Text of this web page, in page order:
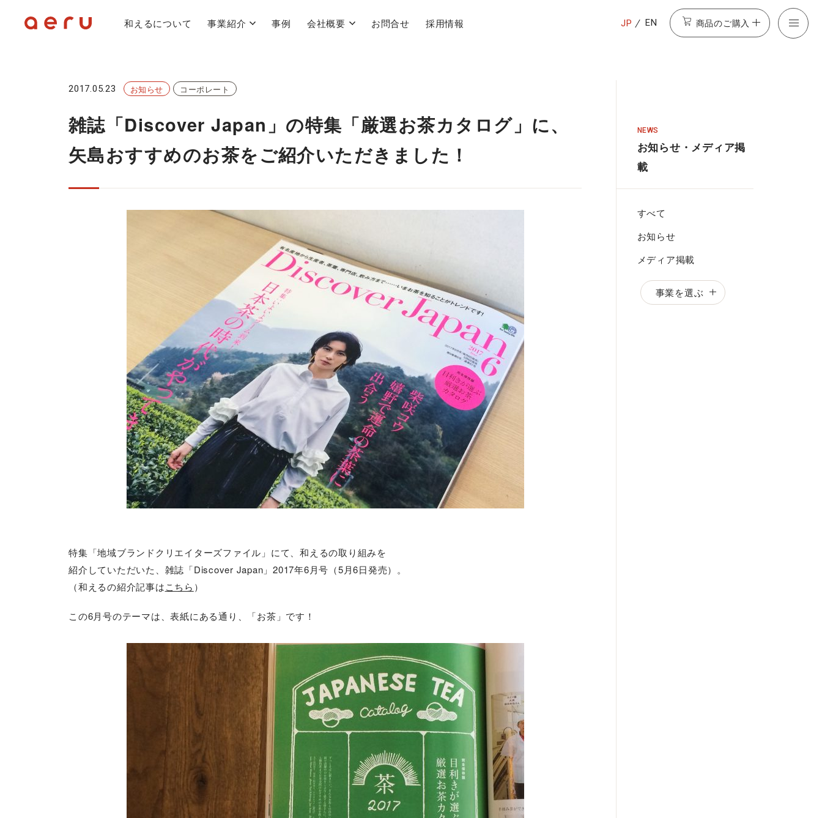
和えるについて 事業紹介 事例 会社概要 お問合せ 採用情報 JP EN 商品のご購入
2017.05.23 お知らせ コーポレート
雑誌「Discover Japan」の特集「厳選お茶カタログ」に、
矢島おすすめのお茶をご紹介いただきました！
特集「地域ブランドクリエイターズファイル」にて、和えるの取り組みを
紹介していただいた、雑誌「Discover Japan」2017年6月号（5月6日発売）。
（和えるの紹介記事はこちら ）
この6月号のテーマは、表紙にある通り、「お茶」です！
NEWS
お知らせ・メディア掲
載
すべて
お知らせ
メディア掲載
事業を選ぶ